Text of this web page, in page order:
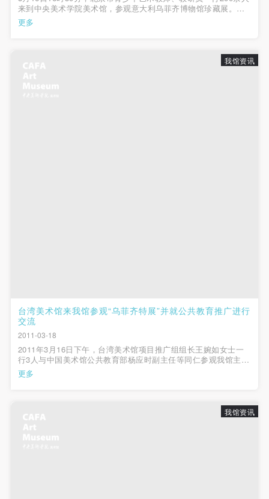
来到中央美术学院美术馆，参观意大利乌菲齐博物馆珍藏展。此
次参观活动由中央美术学院美术馆组织，意在让更多的青少年走
进美术馆，实现对青少年的素质教育。中国美协少儿艺委会秘书
更多
我馆资讯
台湾美术馆来我馆参观“乌菲齐特展”并就公共教育推广进行
交流
2011-03-18
2011年3月16日下午，台湾美术馆项目推广组组长王婉如女士一
行3人与中国美术馆公共教育部杨应时副主任等同仁参观我馆主办
的“乌菲齐博物馆珍藏特展”。 我馆公共教育与发展部馆员陪同参
观。台湾美术馆业界同行们首先详细观看了15至20世纪意大利文
更多
我馆资讯